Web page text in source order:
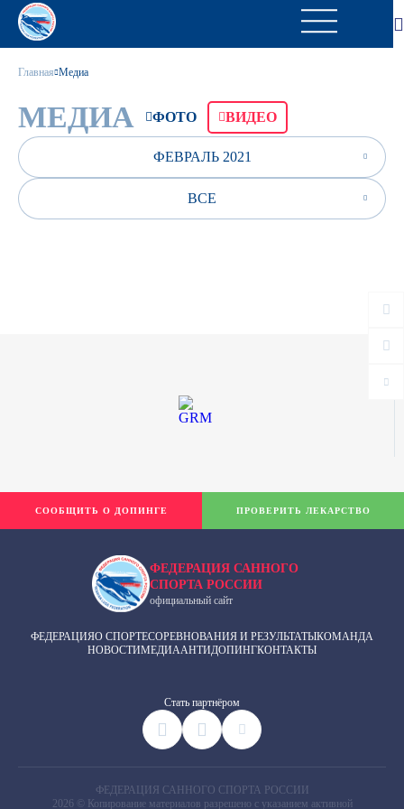
Главная Медиа
МЕДИА ФОТО ВИДЕО
ФЕВРАЛЬ 2021
ВСЕ
ФЕДЕРАЦИЯ САННОГО
СПОРТА РОССИИ
официальный сайт
ФЕДЕРАЦИЯО СПОРТЕСОРЕВНОВАНИЯ И РЕЗУЛЬТАТЫКОМАНДА
НОВОСТИМЕДИААНТИДОПИНГКОНТАКТЫ
Cтать партнёром
СООБЩИТЬ О ДОПИНГЕ ПРОВЕРИТЬ ЛЕКАРСТВО
ФЕДЕРАЦИЯ САННОГО СПОРТА РОССИИ
2026 © Копирование материалов разрешено с указанием активной